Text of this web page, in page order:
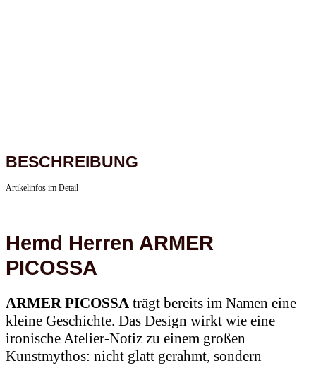
BESCHREIBUNG
Artikelinfos im Detail
Hemd Herren ARMER
PICOSSA
ARMER PICOSSA trägt bereits im Namen eine
kleine Geschichte. Das Design wirkt wie eine
ironische Atelier-Notiz zu einem großen
Kunstmythos: nicht glatt gerahmt, sondern